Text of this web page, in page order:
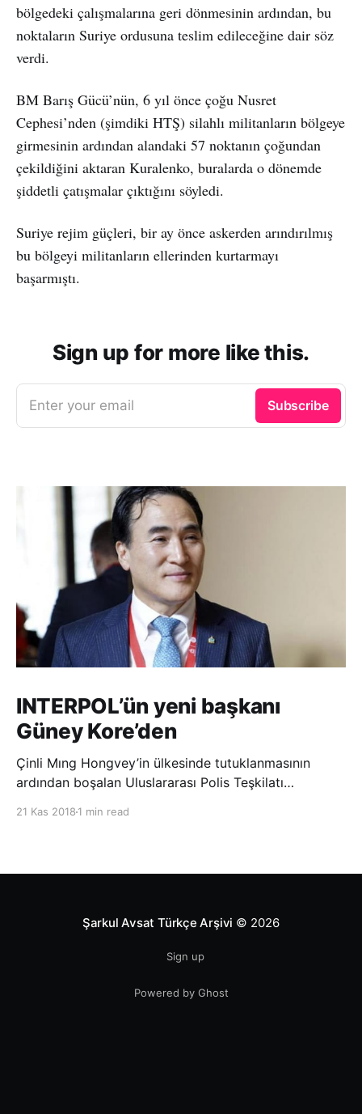
bölgedeki çalışmalarına geri dönmesinin ardından, bu
noktaların Suriye ordusuna teslim edileceğine dair söz
verdi.
BM Barış Gücü’nün, 6 yıl önce çoğu Nusret
Cephesi’nden (şimdiki HTŞ) silahlı militanların bölgeye
girmesinin ardından alandaki 57 noktanın çoğundan
çekildiğini aktaran Kuralenko, buralarda o dönemde
şiddetli çatışmalar çıktığını söyledi.
Suriye rejim güçleri, bir ay önce askerden arındırılmış
bu bölgeyi militanların ellerinden kurtarmayı
başarmıştı.
Sign up for more like this.
Enter your email Subscribe
INTERPOL’ün yeni başkanı
Güney Kore’den
Çinli Mıng Hongvey’in ülkesinde tutuklanmasının
ardından boşalan Uluslararası Polis Teşkilatı
21 Kas 2018 1 min read
Şarkul Avsat Türkçe Arşivi © 2026
Sign up
Powered by Ghost